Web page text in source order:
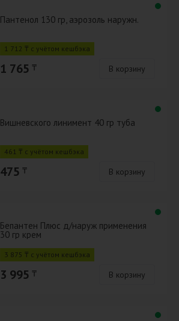
Пантенол 130 гр, аэрозоль наружн.
1 712 ₸ с учётом кешбэка
1 765 ₸ В корзину
Вишневского линимент 40 гр туба
461 ₸ с учётом кешбэка
475 ₸ В корзину
Бепантен Плюс д/наруж применения
30 гр крем
3 875 ₸ с учётом кешбэка
3 995 ₸ В корзину